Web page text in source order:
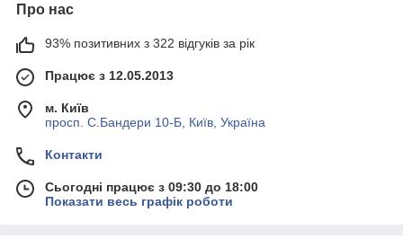
Про нас
93% позитивних з 322 відгуків за рік
Працює з 12.05.2013
м. Київ
просп. С.Бандери 10-Б, Київ, Україна
Контакти
Сьогодні працює з 09:30 до 18:00
Показати весь графік роботи